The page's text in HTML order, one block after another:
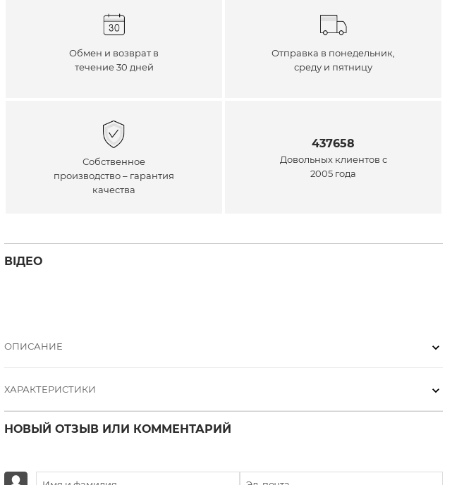
Обмен и возврат в
течение 30 дней
Отправка в понедельник,
среду и пятницу
Собственное
производство – гарантия
качества
437658
Довольных клиентов с
2005 года
ВІДЕО
ОПИСАНИЕ
ХАРАКТЕРИСТИКИ
НОВЫЙ ОТЗЫВ ИЛИ КОММЕНТАРИЙ